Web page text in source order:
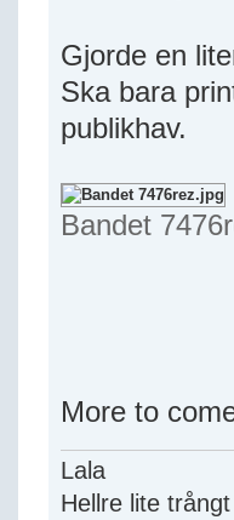
Gjorde en
Ska bara
publikhav.
Bandet
More to
Lala
Hellre lite